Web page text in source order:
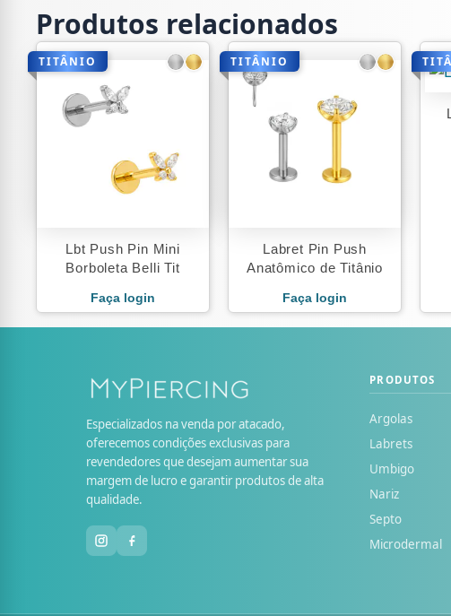
Produtos relacionados
TITÂNIO
Lbt Push Pin Mini
Borboleta Belli Tit
Faça login
TITÂNIO
Labret Pin Push
Anatômico de Titânio
Faça login
Especializados na venda por atacado,
oferecemos condições exclusivas para
revendedores que desejam aumentar sua
margem de lucro e garantir produtos de alta
qualidade.
PRODUTOS
Argolas
Labrets
Umbigo
Nariz
Septo
Microdermal